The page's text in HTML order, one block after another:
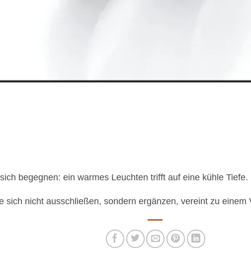
begegnen: ein warmes Leuchten trifft auf eine kühle Tiefe.
sich nicht ausschließen, sondern ergänzen, vereint zu